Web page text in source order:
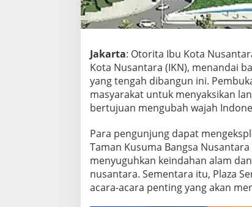
i
M
e
u
k
a
K
n
u
n
g
n
U
Jakarta: Otorita Ibu Kota
Kota Nusantara (IKN), menandai
yang tengah dibangun ini.
masyarakat untuk menyaksikan
bertujuan mengubah wajah
Para pengunjung dapat
Taman Kusuma Bangsa
menyuguhkan keindahan alam
nusantara. Sementara itu, Plaza
acara-acara penting yang akan